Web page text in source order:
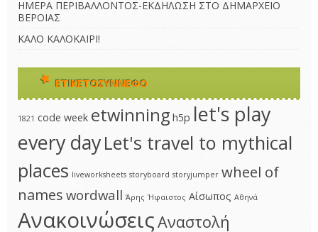
ΗΜΕΡΑ ΠΕΡΙΒΑΛΛΟΝΤΟΣ-ΕΚΔΗΛΩΣΗ ΣΤΟ ΔΗΜΑΡΧΕΙΟ
ΒΕΡΟΙΑΣ
ΚΑΛΟ ΚΑΛΟΚΑΙΡΙ!
ΕΤΙΚΕΤΟΣΎΝΝΕΦΟ
1821 code week etwinning h5p let's play
every dayLet's travel to mythical
places liveworksheets storyboard storyjumper wheel of
names wordwall Άρης Ήφαιστος Αίσωπος Αθηνά
ΑνακοινώσειςΑναστολή